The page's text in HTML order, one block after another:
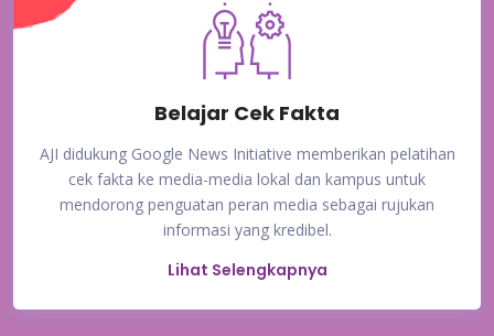
Belajar Cek Fakta
AJI didukung Google News Initiative memberikan pelatihan
cek fakta ke media-media lokal dan kampus untuk
mendorong penguatan peran media sebagai rujukan
informasi yang kredibel.
Lihat Selengkapnya